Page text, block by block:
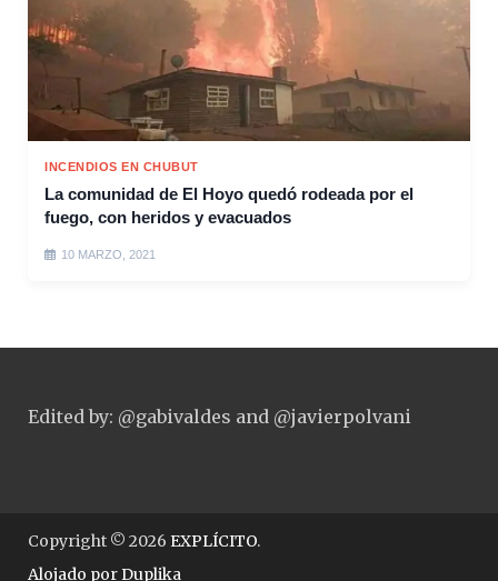
INCENDIOS EN CHUBUT
La comunidad de El Hoyo quedó rodeada por el
fuego, con heridos y evacuados
10 MARZO, 2021
Edited by: @gabivaldes and @javierpolvani
Copyright © 2026 EXPLÍCITO.
Alojado porDuplika